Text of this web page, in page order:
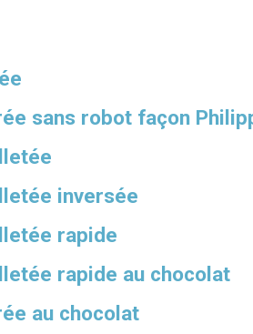
sans robot façon
inversée
rapide
rapide au chocolat
au chocolat